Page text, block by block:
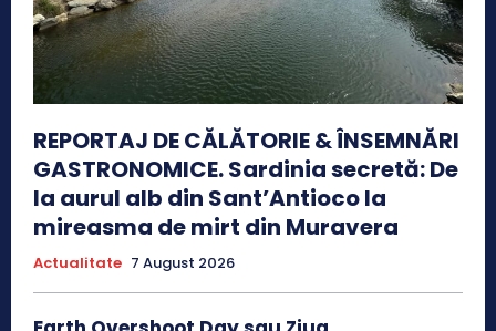
REPORTAJ DE CĂLĂTORIE & ÎNSEMNĂRI
GASTRONOMICE. Sardinia secretă: De
la aurul alb din Sant’Antioco la
mireasma de mirt din Muravera
Actualitate 7 August 2026